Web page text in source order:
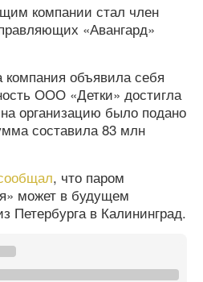
компании стал член
«Авангард»
компания объявила себя
ООО «Детки» достигла
организацию было подано
составила 83 млн
, что паром
может в будущем
Петербурга в Калининград.